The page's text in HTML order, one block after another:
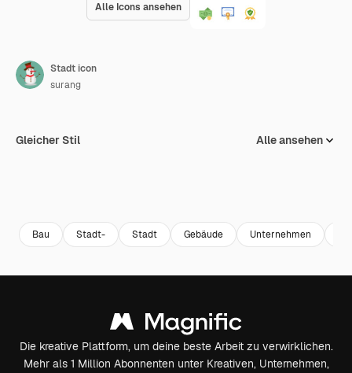
Alle Icons ansehen
Stadt icon
surang
Gleicher Stil Alle ansehen
Bau Stadt- Stadt Gebäude Unternehmen
Die kreative Plattform, um deine beste Arbeit zu verwirklichen.
Mehr als 1 Million Abonnenten unter Kreativen, Unternehmen,